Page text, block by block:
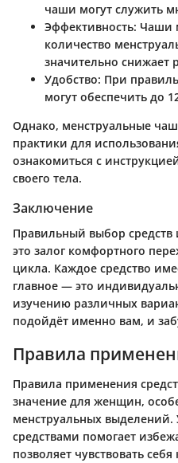
чаши могут служить
Эффективность: Чаши
количество
значительно снижает
Удобство: При
могут обеспечить до
Однако, менструальные
практики для
ознакомиться с
своего тела.
Заключение
Правильный выбор
это залог комфортного
цикла. Каждое средство
главное — это
изучению различных
подойдёт именно вам, и
Правила
Правила применения
значение для женщин,
менструальных
средствами помогает
позволяет чувствовать